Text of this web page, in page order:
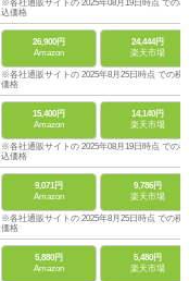
※各社通販サイトの 2025年08月19日時点 での税
込価格
26,900円
Amazon
24,444円
楽天市場
※各社通販サイトの 2025年8月25日時点 での税
価格
15,400円
Amazon
14,140円
楽天市場
※各社通販サイトの 2025年08月19日時点 での税
込価格
9,071円
Amazon
9,786円
楽天市場
※各社通販サイトの 2025年8月25日時点 での税
価格
5,880円
Amazon
5,480円
楽天市場